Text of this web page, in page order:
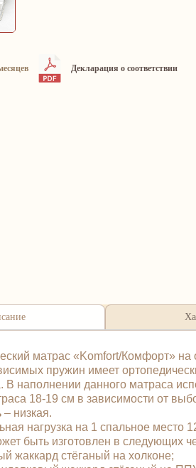
Декларация о соответствии
матрас «Komfort/Комфорт»
пружин имеет
В наполнении данного матраса
18-19 см в зависимости от
– низкая.
нагрузка на 1 спальное место
быть изготовлен в следующих
жаккард стёганый на холконе;